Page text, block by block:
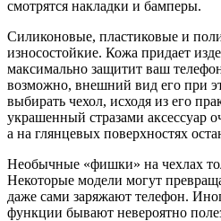
смотрятся накладки и бамперы.
Силиконовые, пластиковые и
износостойкие. Кожа придает
максимально защитит ваш
возможно, внешний вид его при
выбирать чехол, исходя из его
украшенный стразами аксессуар
а на глянцевых поверхностях
Необычные «фишки» на чехлах
Некоторые модели могут
даже сами заряжают телефон.
функции бывают невероятно